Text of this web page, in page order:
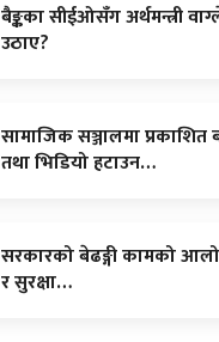
बैङ्कका सीईओसँग अर्थमन्त्री
उठाए?
सामाजिक सञ्जालमा
तथा भिडियो हटाउन…
सरकारको बेढङ्गी कामको
र सुरक्षा…